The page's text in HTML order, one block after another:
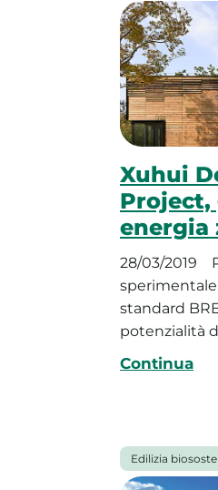
Xuhui
energia
28/03/2019
standard
potenzialità
Continua
Edilizia